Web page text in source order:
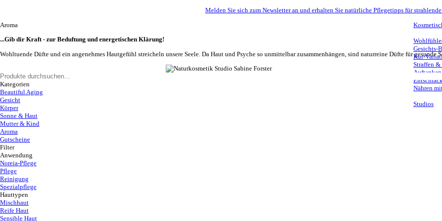
Melden Sie sich zum Newsletter an und erhalten Sie natürliche Pflegetipps für
Gesichts-
Kur-
Straffen &
Nähren
Studios
Aroma
...Gib dir Kraft - zur Beduftung und energetischen Klärung!
Wohltuende Düfte und ein angenehmes Hautgefühl streicheln unsere Seele. Da Haut und Psyche so unmittelbar zusammenhängen, sind naturreine Düfte für gesunde
Kategorien
Beautiful Aging
Gesicht
Körper
Sonne & Haut
Mutter & Kind
Aroma
Gutscheine
Filter
Anwendung
Noreia-Pflege
Pflege
Reinigung
Spezialpflege
Hauttypen
Mischhaut
Reife Haut
Sensible Haut